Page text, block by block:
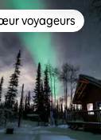
voyageurs
voyageurs